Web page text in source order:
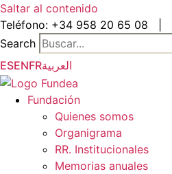
Saltar al contenido
Teléfono: +34 958 20 65 08
Search
ESENFRالعربية
Fundación
Quienes somos
Organigrama
RR. Institucionales
Memorias anuales